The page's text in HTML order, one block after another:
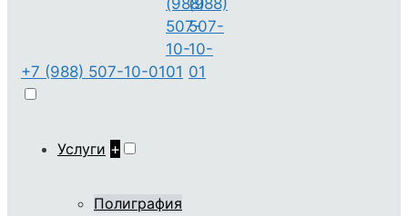
+7 (988) 507-10-01
Услуги +
Полиграфия